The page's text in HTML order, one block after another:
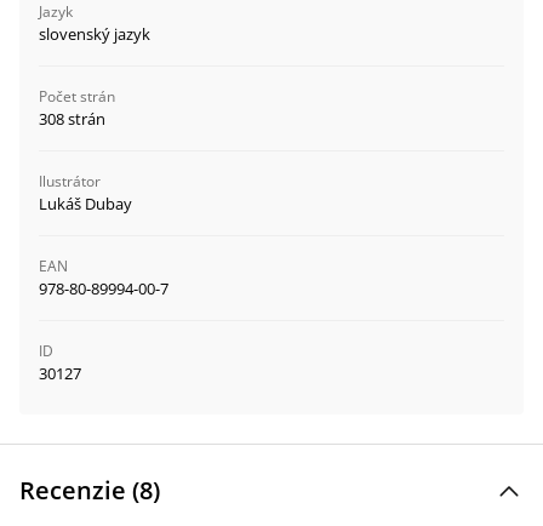
Jazyk
slovenský jazyk
Počet strán
308 strán
Ilustrátor
Lukáš Dubay
EAN
978-80-89994-00-7
ID
30127
Recenzie (8)